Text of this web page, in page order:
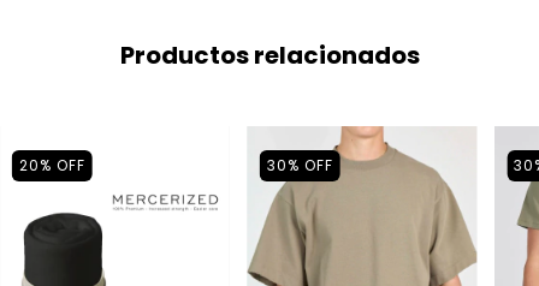
Productos relacionados
20% OFF 30% OFF 30